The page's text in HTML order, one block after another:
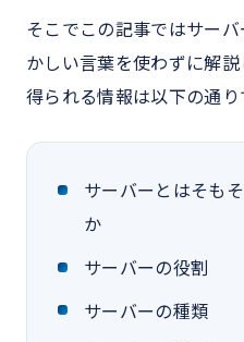
そこでこの記事ではサー
かしい言葉を使わずに解
得られる情報は以下の通り
サーバーとはそも
か
サーバーの役割
サーバーの種類